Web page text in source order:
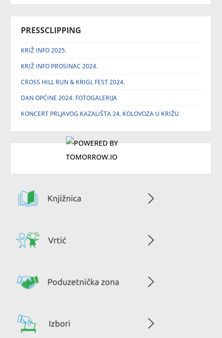
PRESSCLIPPING
KRIŽ INFO 2025.
KRIŽ INFO PROSINAC 2024.
CROSS HILL RUN & KRIGL FEST 2024.
DAN OPĆINE 2024. FOTOGALERIJA
KONCERT PRLJAVOG KAZALIŠTA 24. KOLOVOZA U KRIŽU